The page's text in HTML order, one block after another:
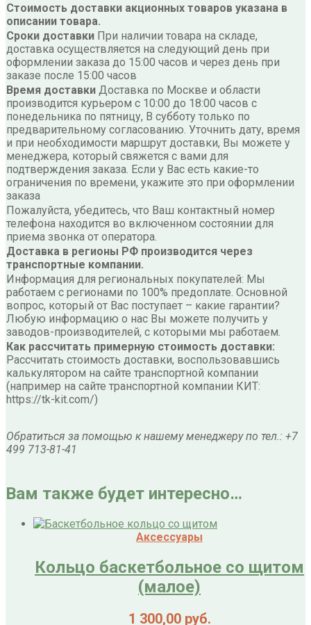
Стоимость доставки акционных товаров указана в
описании товара.
Сроки доставки При наличии товара на складе,
доставка осуществляется на следующий день при
оформлении заказа до 15:00 часов и через день при
заказе после 15:00 часов
Время доставки Доставка по Москве и области
производится курьером с 10:00 до 18:00 часов с
понедельника по пятницу, В субботу только по
предварительному согласованию. Уточнить дату, время
и при необходимости маршрут доставки, Вы можете у
менеджера, который свяжется с вами для
подтверждения заказа. Если у Вас есть какие-то
ограничения по времени, укажите это при оформлении
заказа
Пожалуйста, убедитесь, что Ваш контактный номер
телефона находится во включенном состоянии для
приема звонка от оператора.
Доставка в регионы РФ производится через
транспортные компании.
Информация для региональных покупателей: Мы
работаем с регионами по 100% предоплате. Основной
вопрос, который от Вас поступает – какие гарантии?
Любую информацию о нас Вы можете получить у
заводов-производителей, с которыми мы работаем.
Как рассчитать примерную стоимость доставки:
Рассчитать стоимость доставки, воспользовавшись
калькулятором на сайте транспортной компании
(например на сайте транспортной компании КИТ:
https://tk-kit.com/)
Обратиться за помощью к нашему менеджеру по тел.: +7
499 713-81-41
Вам также будет интересно…
Аксессуары
Кольцо баскетбольное со щитом
(малое)
1 300,00 руб.